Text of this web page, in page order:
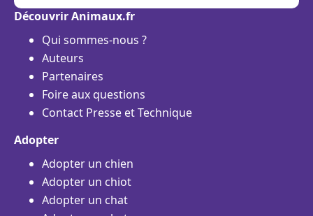
Découvrir Animaux.fr
Qui sommes-nous ?
Auteurs
Partenaires
Foire aux questions
Contact Presse et Technique
Adopter
Adopter un chien
Adopter un chiot
Adopter un chat